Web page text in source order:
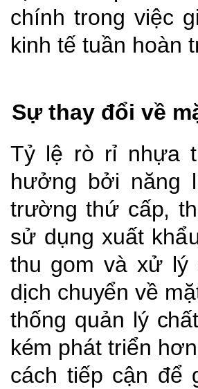
chính trong việc
kinh tế tuần hoàn
Sự thay đổi về
Tỷ lệ rò rỉ nhựa
hưởng bởi năng
trườngthứ cấp,
sử dụng xuất
thu gom và xử lý
dịch chuyển về
thống quản lý
kém phát triển
cách tiếp cận để